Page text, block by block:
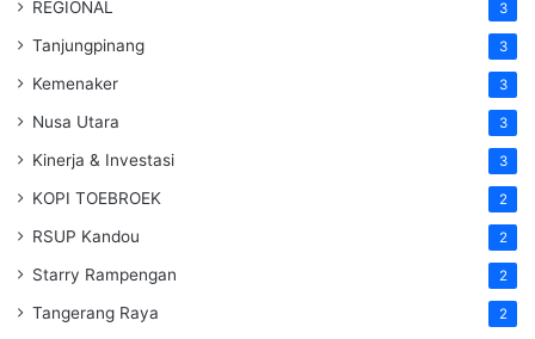
REGIONAL 3
Tanjungpinang 3
Kemenaker 3
Nusa Utara 3
Kinerja & Investasi 3
KOPI TOEBROEK 2
RSUP Kandou 2
Starry Rampengan 2
Tangerang Raya 2